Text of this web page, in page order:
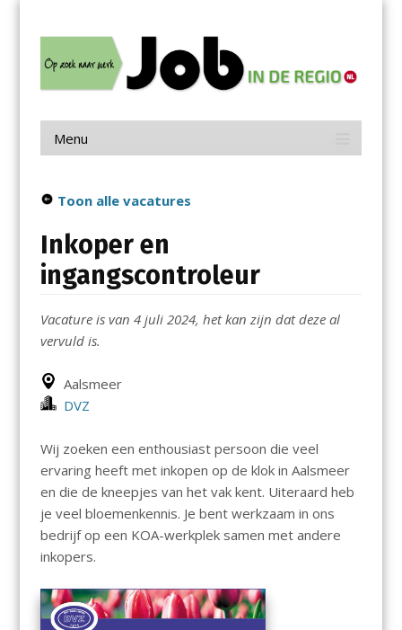
contentJob in de Regio
Menu
Toon alle vacatures
Inkoper en
ingangscontroleur
Vacature is van 4 juli 2024, het kan zijn dat deze al
vervuld is.
Aalsmeer
DVZ
Wij zoeken een enthousiast persoon die veel
ervaring heeft met inkopen op de klok in Aalsmeer
en die de kneepjes van het vak kent. Uiteraard heb
je veel bloemenkennis. Je bent werkzaam in ons
bedrijf op een KOA-werkplek samen met andere
inkopers.